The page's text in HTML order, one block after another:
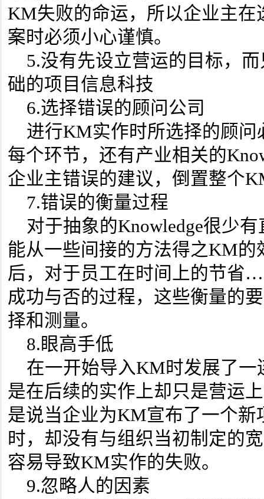
KM失败的命运，所以企业主在
案时必须小心谨慎。
5.没有先设立营运的目标，
础的项目信息科技
6.选择错误的顾问公司
进行KM实作时所选择的顾问
每个环节，还有产业相关的
企业主错误的建议，倒置整个
7.错误的衡量过程
对于抽象的Knowledge很少
能从一些间接的方法得之KM
后，对于员工在时间上的节省
成功与否的过程，这些衡量的
择和测量。
8.眼高手低
在一开始导入KM时发展了一
是在后续的实作上却只是营运
是说当企业为KM宣布了一个新
时，却没有与组织当初制定的
容易导致KM实作的失败。
9.忽略人的因素